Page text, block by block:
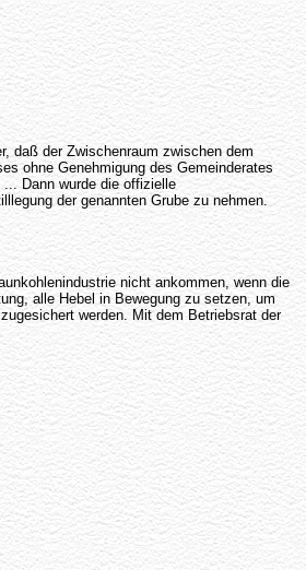
daß der Zwischenraum zwischen dem
ohne Genehmigung des Gemeinderates
Dann wurde die offizielle
der genannten Grube zu nehmen.
nicht ankommen, wenn die
alle Hebel in Bewegung zu setzen, um
werden. Mit dem Betriebsrat der